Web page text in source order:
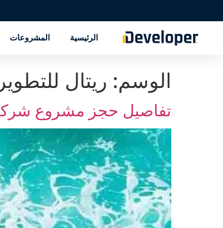
الرئيسية المشروعات
الوسم: ريتال
تفاصيل حجز مشروع شركة